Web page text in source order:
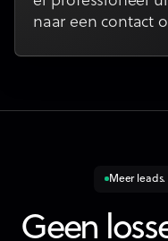
naar een contact
Meer
Geen